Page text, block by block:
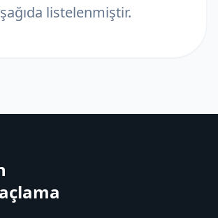
listelenmiştir.